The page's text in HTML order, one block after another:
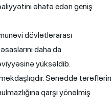
əhatə edən geniş
dövlətlərarası
daha da
yüksəldib.
Sənəddə tərəflərin
qarşı yönəlmiş